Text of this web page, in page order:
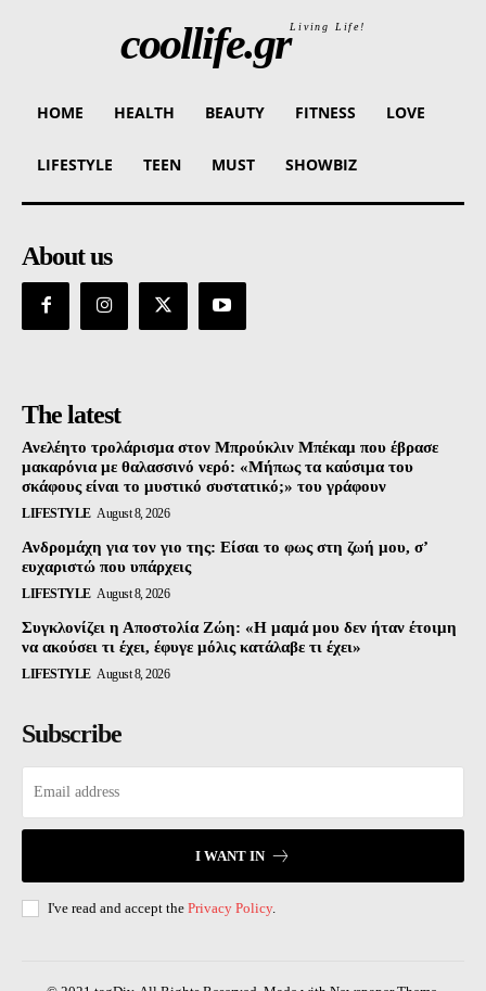
coollife.grLiving Life!
HOME HEALTH BEAUTY FITNESS LOVE
LIFESTYLE TEEN MUST SHOWBIZ
About us
The latest
Ανελέητο τρολάρισμα στον Μπρούκλιν Μπέκαμ που έβρασε
μακαρόνια με θαλασσινό νερό: «Μήπως τα καύσιμα του
σκάφους είναι το μυστικό συστατικό;» του γράφουν
LIFESTYLE August 8, 2026
Ανδρομάχη για τον γιο της: Είσαι το φως στη ζωή μου, σ’
ευχαριστώ που υπάρχεις
LIFESTYLE August 8, 2026
Συγκλονίζει η Αποστολία Ζώη: «Η μαμά μου δεν ήταν έτοιμη
να ακούσει τι έχει, έφυγε μόλις κατάλαβε τι έχει»
LIFESTYLE August 8, 2026
Subscribe
I WANT IN
I've read and accept the Privacy Policy.